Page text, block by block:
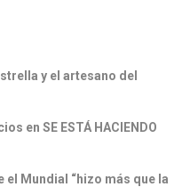
y el artesano del
en SE ESTÁ HACIENDO
Mundial “hizo más que la